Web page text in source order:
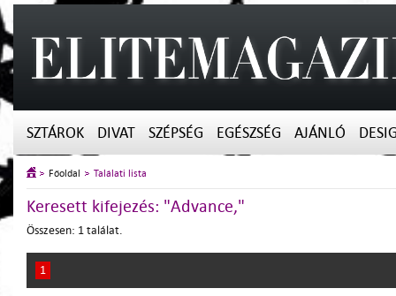
SZTÁROK DIVAT SZÉPSÉG EGÉSZSÉG AJÁNLÓ
Főoldal Találati lista
Keresett kifejezés: "Advance,"
Összesen: 1 találat.
1